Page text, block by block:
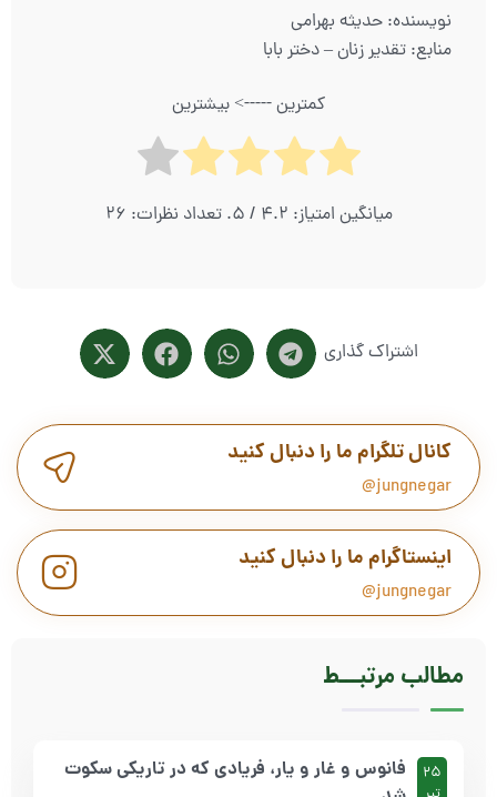
نویسنده: حدیثه بهرامی
منابع: تقدیر زنان – دختر بابا
کمترین -----> بیشترین
میانگین امتیاز: 4.2 / 5. تعداد نظرات: 26
اشتراک گذاری
کانال تلگرام ما را دنبال کنید
jungnegar@
اینستاگرام ما را دنبال کنید
jungnegar@
مطالب مرتبـــط
25
فانوس و غار و یار، فریادی که در تاریکی سکوت